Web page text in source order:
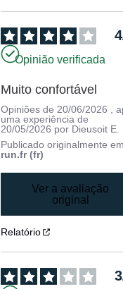
4
Opinião verificada
Muito confortável
Opiniões de 20/06/2026
,
uma experiência de
20/05/2026 por Dieusoit E.
Publicado originalmente
run.fr (fr)
Ver a avaliação
original
Relatório
3